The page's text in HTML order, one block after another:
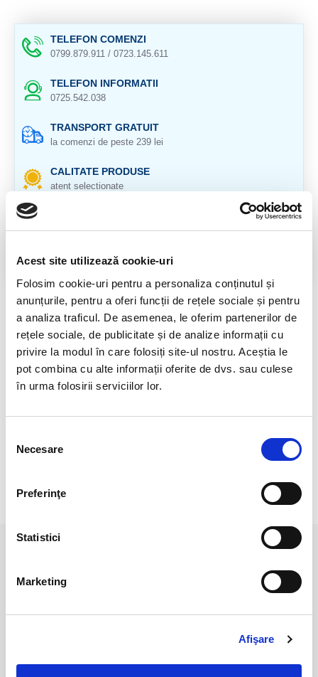
Acest site utilizează cookie-uri
Folosim cookie-uri pentru a personaliza conținutul și
anunțurile, pentru a oferi funcții de rețele sociale și pentru
a analiza traficul. De asemenea, le oferim partenerilor de
rețele sociale, de publicitate și de analize informații cu
privire la modul în care folosiți site-ul nostru. Aceștia le
pot combina cu alte informații oferite de dvs. sau culese
în urma folosirii serviciilor lor.
consimțământului
Necesare
Preferinţe
Statistici
Marketing
Afişare
TELEFON COMENZI
0799.879.911 / 0723.145.611
TELEFON INFORMATII
0725.542.038
TRANSPORT GRATUIT
la comenzi de peste 239 lei
CALITATE PRODUSE
atent selectionate
in 14 zile si banii inapoi
GARANTIE PRODUSE
DESCRIERE PRODUS
Origine: Madagascar
Cristal natural 100%
RECENZII CLIENTI